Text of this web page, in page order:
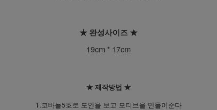
★ 완성사이즈 ★
19cm * 17cm
★ 제작방법 ★
1.코바늘5호로 도안을 보고 모티브을 만들어준다